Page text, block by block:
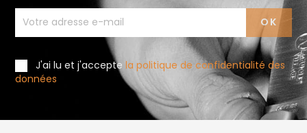
J'ai lu et j'acceptela politique de confidentialité des
données